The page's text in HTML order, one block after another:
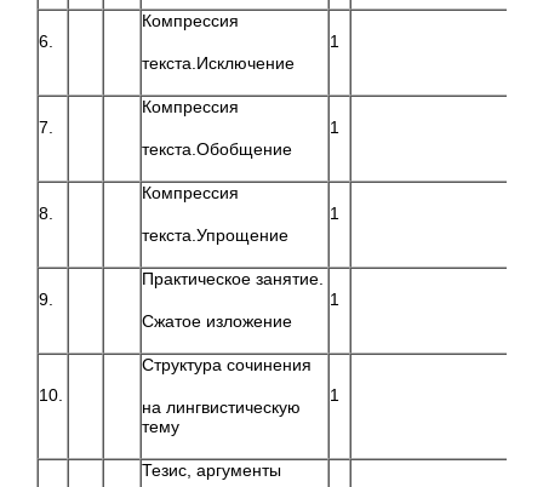
6.
Компрессия
текста.Исключение
1
7.
Компрессия
текста.Обобщение
1
8.
Компрессия
текста.Упрощение
1
9.
Практическое занятие.
Сжатое изложение
1
10.
Структура сочинения
на лингвистическую
тему
1
Тезис, аргументы